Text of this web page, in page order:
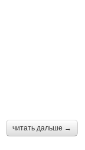
читать дальше →